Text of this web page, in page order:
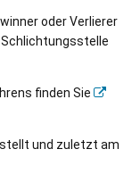
oder Verlierer
finden Sie
und zuletzt am